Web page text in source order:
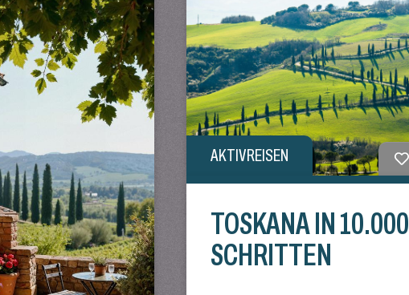
AKTIVREISEN
TOSKANA IN 10.000
SCHRITTEN